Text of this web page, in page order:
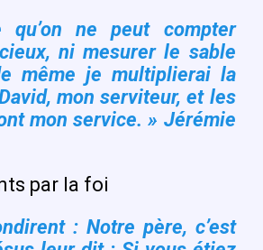
qu’on ne peut compter
ni mesurer le sable
même je multiplierai la
mon serviteur, et les
mon service. » Jérémie
par la foi
: Notre père, c’est